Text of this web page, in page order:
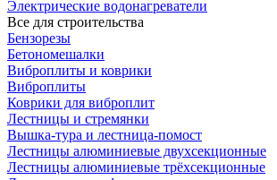
Электрические водонагреватели
Все для строительства
Бензорезы
Бетономешалки
Виброплиты и коврики
Виброплиты
Коврики для виброплит
Лестницы и стремянки
Вышка-тура и лестница-помост
Лестницы алюминиевые двухсекционные
Лестницы алюминиевые трёхсекционные